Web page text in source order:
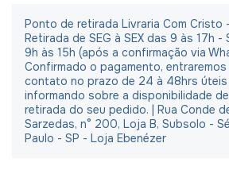
Ponto de retirada Livraria Com Cristo -
Retirada de SEG à SEX das 9 às 17h -
9h às 15h (após a confirmação via
Confirmado o pagamento, entraremos
contato no prazo de 24 à 48hrs úteis
informando sobre a disponibilidade de
retirada do seu pedido. | Rua Conde
Sarzedas, n° 200, Loja B, Subsolo -
Paulo - SP - Loja Ebenézer